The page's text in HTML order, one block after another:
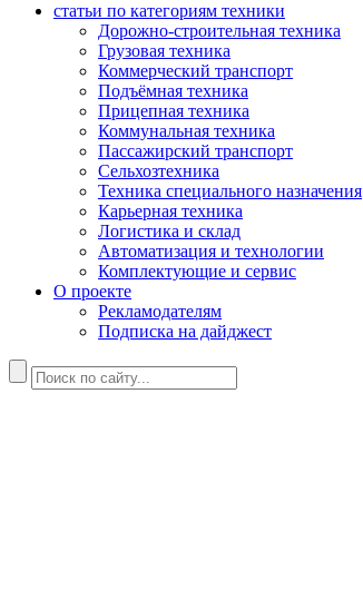
статьи по категориям техники
Дорожно-строительная техника
Грузовая техника
Коммерческий транспорт
Подъёмная техника
Прицепная техника
Коммунальная техника
Пассажирский транспорт
Сельхозтехника
Техника специального назначения
Карьерная техника
Логистика и склад
Автоматизация и технологии
Комплектующие и сервис
О проекте
Рекламодателям
Подписка на дайджест